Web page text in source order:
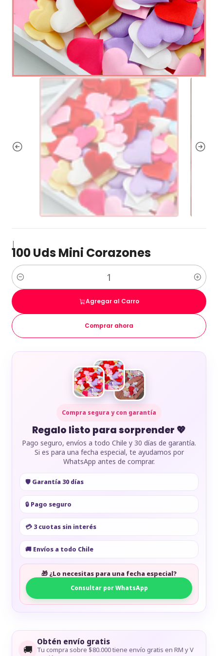
|
100 Uds Mini Corazones
Cantidad
Agregar al Carro
Comprar ahora
Compra segura y con garantía
Regalo listo para sorprender 💖
Pago seguro, envíos a todo Chile y 30 días de garantía.
Si es para una fecha especial, te ayudamos por
WhatsApp antes de comprar.
🛡️ Garantía 30 días
🔒 Pago seguro
💳 3 cuotas sin interés
🚚 Envíos a todo Chile
🎁 ¿Lo necesitas para una fecha especial?
Consultar por WhatsApp
🚚
Obtén envío gratis
Tu compra sobre $80.000 tiene envío gratis en RM y V